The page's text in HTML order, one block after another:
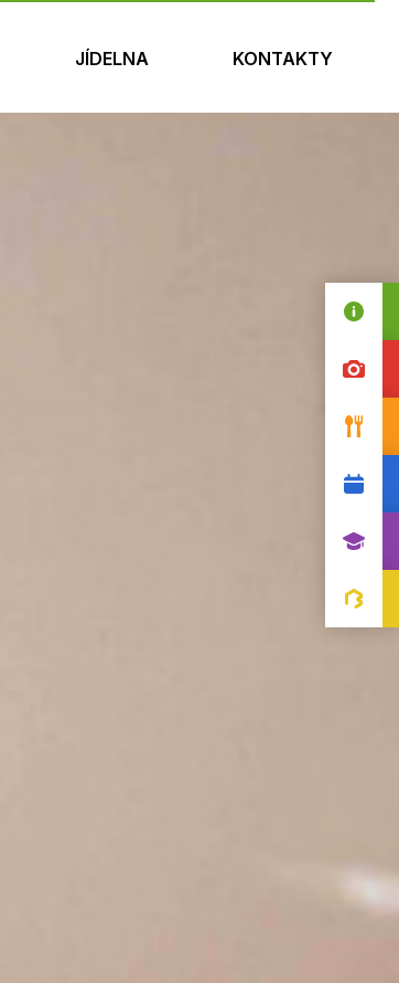
JÍDELNA KONTAKTY